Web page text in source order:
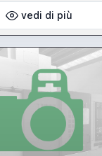
vedi di più